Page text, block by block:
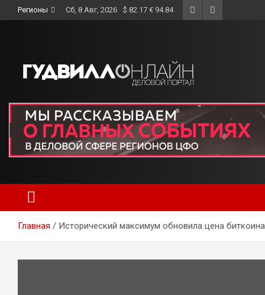
to
Регионы Сб, 8 Авг, 2026 $ 82.17 € 94.84
Главная Исторический максимум обновила цена биткоина